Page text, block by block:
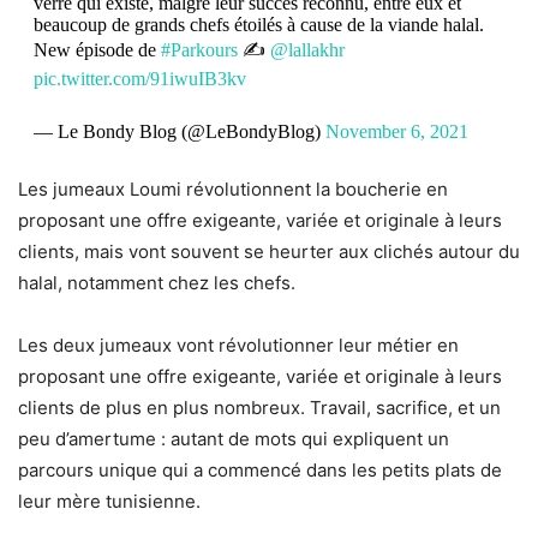
beaucoup de grands chefs étoilés à cause de la viande halal.
New épisode de #Parkours✍️ @lallakhr
pic.twitter.com/91iwuIB3kv
— Le Bondy Blog (@LeBondyBlog) November 6, 2021
Les jumeaux Loumi révolutionnent la boucherie en
proposant une offre exigeante, variée et originale à leurs
clients, mais vont souvent se heurter aux clichés autour du
halal, notamment chez les chefs.
Les deux jumeaux vont révolutionner leur métier en
proposant une offre exigeante, variée et originale à leurs
clients de plus en plus nombreux. Travail, sacrifice, et un
peu d’amertume : autant de mots qui expliquent un
parcours unique qui a commencé dans les petits plats de
leur mère tunisienne.